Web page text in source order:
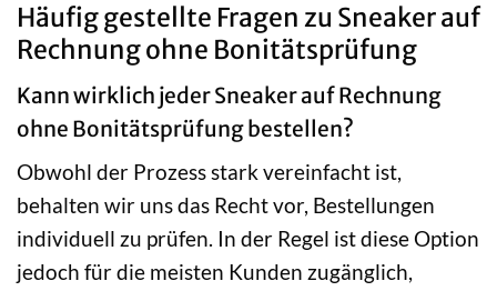
Häufig gestellte Fragen zu Sneaker auf
Rechnung ohne Bonitätsprüfung
Kann wirklich jeder Sneaker auf Rechnung
ohne Bonitätsprüfung bestellen?
Obwohl der Prozess stark vereinfacht ist,
behalten wir uns das Recht vor, Bestellungen
individuell zu prüfen. In der Regel ist diese Option
jedoch für die meisten Kunden zugänglich,